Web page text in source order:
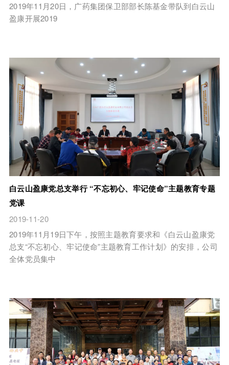
2019年11月20日，广药集团保卫部部长陈基金带队到白云山
盈康开展2019
白云山盈康党总支举行 “不忘初心、牢记使命”主题教育专题
党课
2019-11-20
2019年11月19日下午，按照主题教育要求和《白云山盈康党
总支“不忘初心、牢记使命”主题教育工作计划》的安排，公司
全体党员集中